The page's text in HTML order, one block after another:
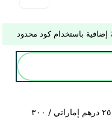
توصيل مجاني للطلبات التي تزيد عن ٢٥٠ درهم إماراتي / ٣٠٠